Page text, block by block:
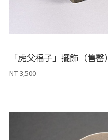
「虎父福子」擺飾（售罄）
NT 3,500